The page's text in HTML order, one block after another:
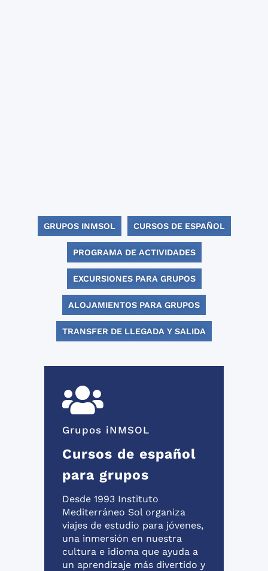
GRUPOS INMSOL CURSOS DE ESPAÑOL
PROGRAMA DE ACTIVIDADES
EXCURSIONES PARA GRUPOS
ALOJAMIENTOS PARA GRUPOS
TRANSFER DE LLEGADA Y SALIDA
Grupos iNMSOL
Cursos de español
para grupos
Desde 1993 Instituto
Mediterráneo Sol organiza
viajes de estudio para jóvenes,
una inmersión en nuestra
cultura e idioma que ayuda a
un aprendizaje más divertido y